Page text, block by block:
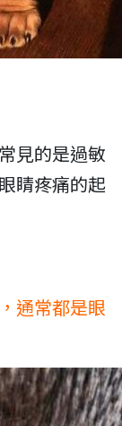
見的是過敏
睛疼痛的起
通常都是眼